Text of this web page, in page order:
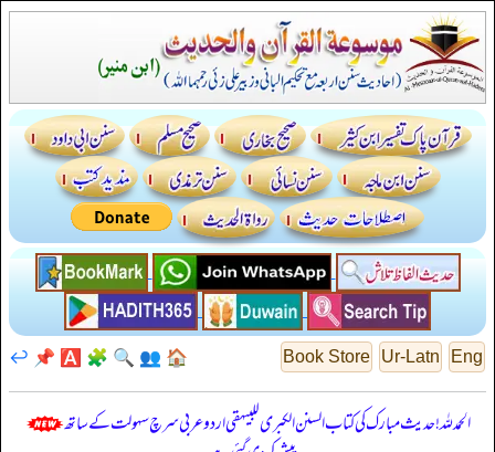
Eng
Ur-Latn
Book Store
🏠
👥
🔍
🧩
🅰️
📌
↩️
الحمدللہ! حدیث مبارک کی کتاب السنن الكبرى للبيهقي اردو عربی سرچ سہولت کے ساتھ